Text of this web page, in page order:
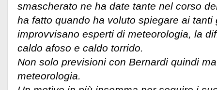
smascherato ne ha date tante nel corso
ha fatto quando ha voluto spiegare ai tanti
improvvisano esperti di meteorologia, la
caldo afoso e caldo torrido.
Non solo previsioni con Bernardi quindi
meteorologia.